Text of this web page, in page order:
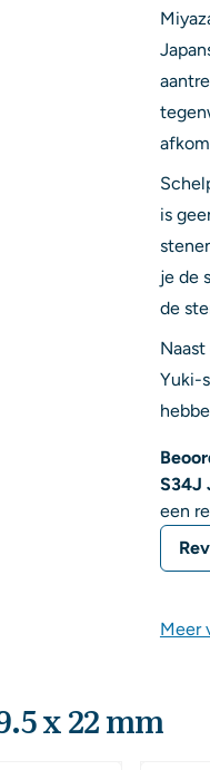
is
je de
de
Yuki-
S34J
een
Meer
x 22 mm